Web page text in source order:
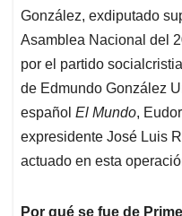
González, exdiputado
Asamblea Nacional del
por el partido
de Edmundo González
español El Mundo,
expresidente José Luis
actuado en esta
Por qué se fue de